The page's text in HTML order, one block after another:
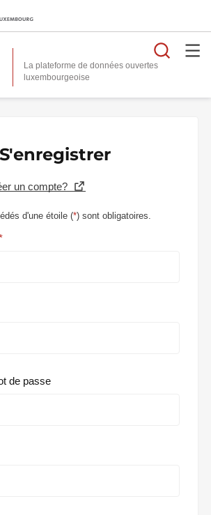
La plateforme de données ouvertes
S'enregistrer
un compte?
d'une étoile (*) sont obligatoires.
de passe